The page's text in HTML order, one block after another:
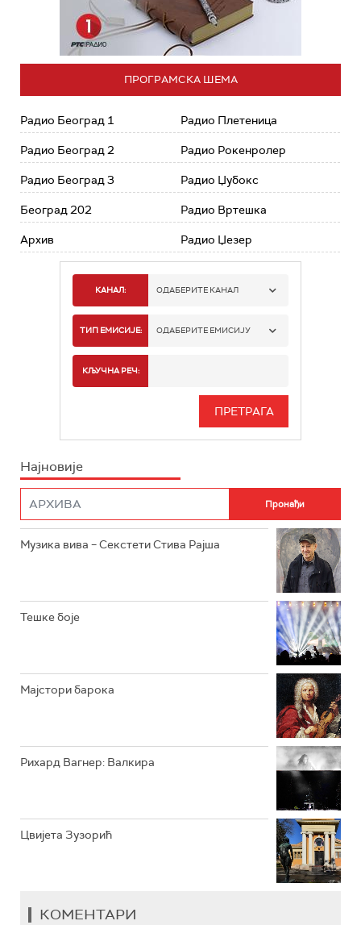
ПРОГРАМСКА ШЕМА
Радио Београд 1
Радио Београд 2
Радио Београд 3
Београд 202
Архив
Радио Плетеница
Радио Рокенролер
Радио Џубокс
Радио Вртешка
Радио Џезер
КАНАЛ: ОДАБЕРИТЕ КАНАЛ
РАДИО БЕОГРАД 1
РАДИО БЕОГРАД 3
РАДИО РОКЕНРОЛЕР
РАДИО ЏЕЗЕР
ТИП ЕМИСИЈЕ: ОДАБЕРИТЕ ЕМИСИЈУ
ИНФО
КЉУЧНА РЕЧ:
Најновије
Музика вива – Секстети Стива Рајша
Тешке боје
Мајстори барока
Рихард Вагнер: Валкира
Цвијета Зузорић
КОМЕНТАРИ